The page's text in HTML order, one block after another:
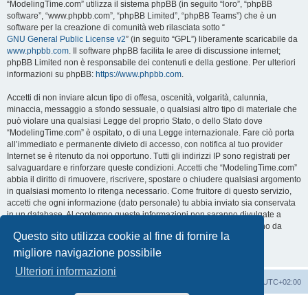
Questo sito utilizza cookie al fine di fornire la
migliore navigazione possibile
Ulteriori informazioni
“ModelingTime.com” utilizza il sistema phpBB (in seguito “loro”, “phpBB
software”, “www.phpbb.com”, “phpBB Limited”, “phpBB Teams”) che è un
software per la creazione di comunità web rilasciata sotto “
GNU General Public License v2” (in seguito “GPL”) liberamente scaricabile da
www.phpbb.com. Il software phpBB facilita le aree di discussione internet;
phpBB Limited non è responsabile dei contenuti e della gestione. Per ulteriori
informazioni su phpBB: https://www.phpbb.com.
Accetti di non inviare alcun tipo di offesa, oscenità, volgarità, calunnia,
minaccia, messaggio a sfondo sessuale, o qualsiasi altro tipo di materiale che
può violare una qualsiasi Legge del proprio Stato, o dello Stato dove
“ModelingTime.com” è ospitato, o di una Legge internazionale. Fare ciò porta
all’immediato e permanente divieto di accesso, con notifica al tuo provider
Internet se è ritenuto da noi opportuno. Tutti gli indirizzi IP sono registrati per
salvaguardare e rinforzare queste condizioni. Accetti che “ModelingTime.com”
abbia il diritto di rimuovere, riscrivere, spostare o chiudere qualsiasi argomento
in qualsiasi momento lo ritenga necessario. Come fruitore di questo servizio,
accetti che ogni informazione (dato personale) tu abbia inviato sia conservata
in un database. Al contempo queste informazioni non saranno divulgate a
nessuno senza il tuo consenso, né “ModelingTime.com” o phpBB sono da
ritenersi responsabili per qualsiasi violazione al sistema che possa
compromettere queste informazioni.
UTC+02:00